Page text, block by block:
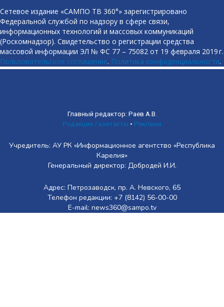
Сетевое издание «САМПО ТВ 360°» зарегистрировано
Федеральной службой по надзору в сфере связи,
информационных технологий и массовых коммуникаций
(Роскомнадзор). Свидетельство о регистрации средства
массовой информации ЭЛ № ФС 77 – 75082 от 19 февраля 2019 г.
Пользовательское соглашение. Политика конфиденциальности.
Главный редактор: Раев А.В.
Редакция / контакты • Реклама
Учредитель: АУ РК «Информационное агентство «Республика
Карелия»
Генеральный директор: Добродей И.И.
Адрес: Петрозаводск, пр. А. Невского, 65
Телефон редакции: +7 (8142) 56-00-00
E-mail: news360@sampo.tv